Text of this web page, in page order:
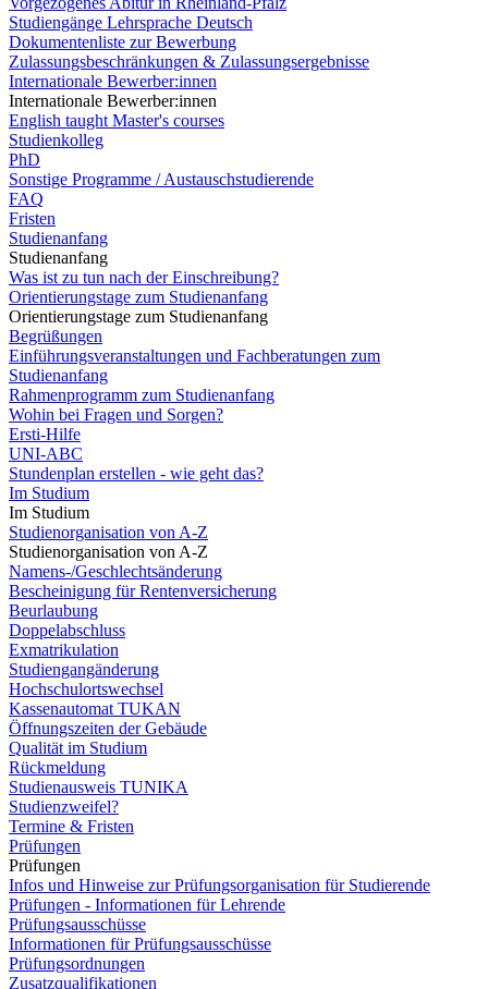
Studiengänge Lehrsprache Deutsch
Dokumentenliste zur Bewerbung
Zulassungsbeschränkungen & Zulassungsergebnisse
Internationale Bewerber:innen
Internationale Bewerber:innen
English taught Master's courses
Studienkolleg
PhD
Sonstige Programme / Austauschstudierende
FAQ
Fristen
Studienanfang
Studienanfang
Was ist zu tun nach der Einschreibung?
Orientierungstage zum Studienanfang
Orientierungstage zum Studienanfang
Begrüßungen
Einführungsveranstaltungen und Fachberatungen zum
Studienanfang
Rahmenprogramm zum Studienanfang
Wohin bei Fragen und Sorgen?
Ersti-Hilfe
UNI-ABC
Stundenplan erstellen - wie geht das?
Im Studium
Im Studium
Studienorganisation von A-Z
Studienorganisation von A-Z
Namens-/Geschlechtsänderung
Bescheinigung für Rentenversicherung
Beurlaubung
Doppelabschluss
Exmatrikulation
Studiengangänderung
Hochschulortswechsel
Kassenautomat TUKAN
Öffnungszeiten der Gebäude
Qualität im Studium
Rückmeldung
Studienausweis TUNIKA
Studienzweifel?
Termine & Fristen
Prüfungen
Prüfungen
Infos und Hinweise zur Prüfungsorganisation für Studierende
Prüfungen - Informationen für Lehrende
Prüfungsausschüsse
Informationen für Prüfungsausschüsse
Prüfungsordnungen
Zusatzqualifikationen